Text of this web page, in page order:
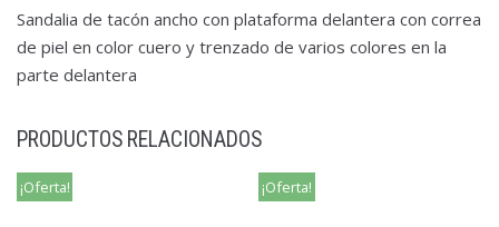
Sandalia de tacón ancho con plataforma delantera con correa
de piel en color cuero y trenzado de varios colores en la
parte delantera
PRODUCTOS RELACIONADOS
¡Oferta! ¡Oferta!